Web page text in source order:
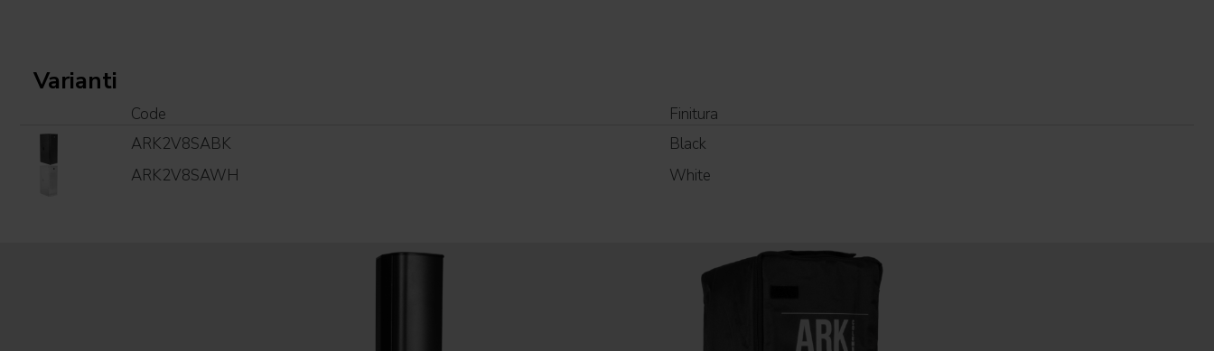
Varianti
Code
Finitura
ARK2V8SABK
Black
ARK2V8SAWH
White